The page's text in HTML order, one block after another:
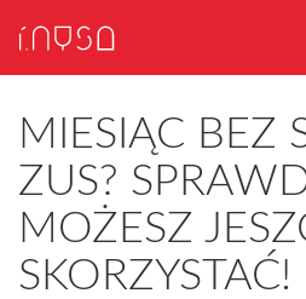
MIESIĄC BEZ
ZUS?
MOŻESZ
SKORZYSTAĆ!